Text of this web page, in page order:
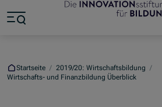
Zum Hauptinhalt springen
Zum Footer springen
Startseite / 2019/20: Wirtschaftsbildung /
Wirtschafts- und Finanzbildung Überblick